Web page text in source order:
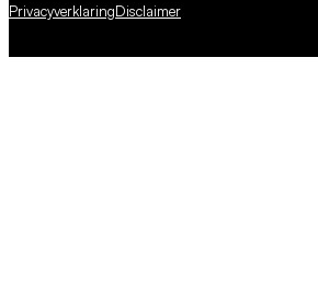
PrivacyverklaringDisclaimer